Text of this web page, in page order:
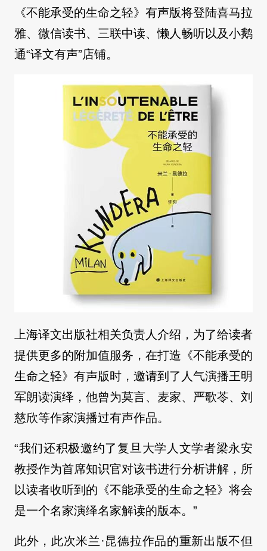
《不能承受的生命之轻》有声版将登陆喜马拉
雅、微信读书、三联中读、懒人畅听以及小鹅
通“译文有声”店铺。
上海译文出版社相关负责人介绍，为了给读者
提供更多的附加值服务，在打造《不能承受的
生命之轻》有声版时，邀请到了人气演播王明
军朗读演绎，他曾为莫言、麦家、严歌苓、刘
慈欣等作家演播过有声作品。
“我们还积极邀约了复旦大学人文学者梁永安
教授作为首席知识官对该书进行分析讲解，所
以读者收听到的《不能承受的生命之轻》将会
是一个名家演绎名家解读的版本。”
此外，此次米兰·昆德拉作品的重新出版不但